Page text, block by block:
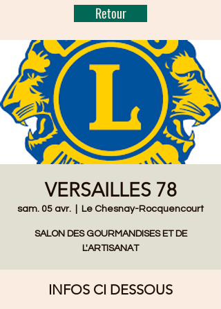
Retour
VERSAILLES 78
sam. 05 avr. Le Chesnay-Rocquencourt
SALON DES GOURMANDISES ET DE
L'ARTISANAT
INFOS CI DESSOUS